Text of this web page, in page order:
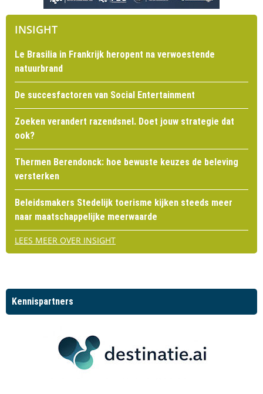
INSIGHT
Le Brasilia in Frankrijk heropent na verwoestende
natuurbrand
De succesfactoren van Social Entertainment
Zoeken verandert razendsnel. Doet jouw strategie dat
ook?
Thermen Berendonck: hoe bewuste keuzes de beleving
versterken
Beleidsmakers Stedelijk toerisme kijken steeds meer
naar maatschappelijke meerwaarde
LEES MEER OVER INSIGHT
Kennispartners